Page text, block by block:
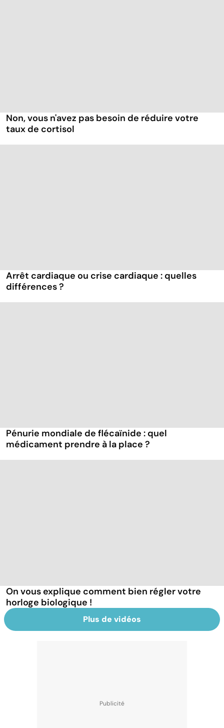
Non, vous n'avez pas besoin de réduire votre
taux de cortisol
Arrêt cardiaque ou crise cardiaque : quelles
différences ?
Pénurie mondiale de flécaïnide : quel
médicament prendre à la place ?
On vous explique comment bien régler votre
horloge biologique !
Plus de vidéos